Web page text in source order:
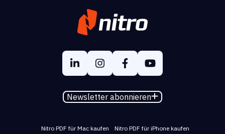
Newsletter abonnieren
Nitro PDF für Mac kaufen Nitro PDF für iPhone kaufen